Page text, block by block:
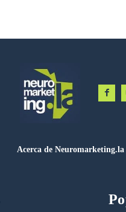
Acerca de Neuromarketing.la